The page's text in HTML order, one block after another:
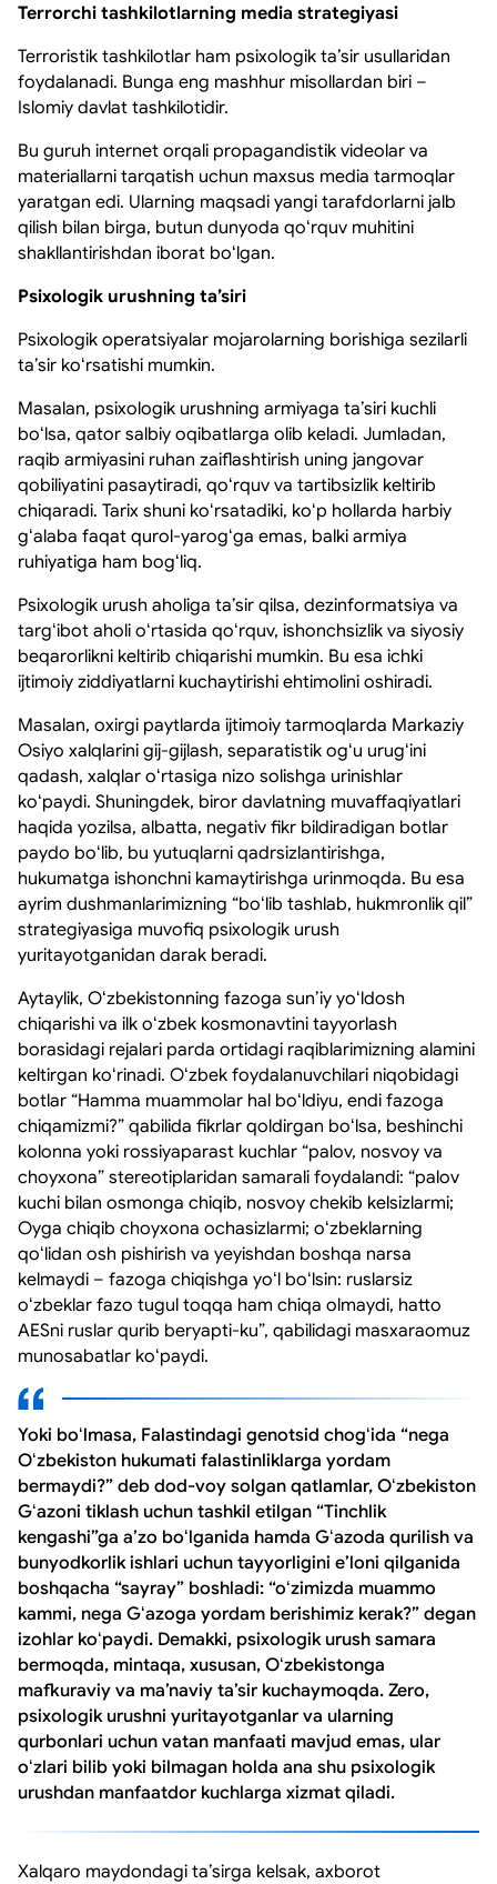
Terrorchi tashkilotlarning media strategiyasi
Terroristik tashkilotlar ham psixologik taʼsir usullaridan
foydalanadi. Bunga eng mashhur misollardan biri –
Islomiy davlat tashkilotidir.
Bu guruh internet orqali propagandistik videolar va
materiallarni tarqatish uchun maxsus media tarmoqlar
yaratgan edi. Ularning maqsadi yangi tarafdorlarni jalb
qilish bilan birga, butun dunyoda qoʻrquv muhitini
shakllantirishdan iborat boʻlgan.
Psixologik urushning taʼsiri
Psixologik operatsiyalar mojarolarning borishiga sezilarli
taʼsir koʻrsatishi mumkin.
Masalan, psixologik urushning armiyaga taʼsiri kuchli
boʻlsa, qator salbiy oqibatlarga olib keladi. Jumladan,
raqib armiyasini ruhan zaiflashtirish uning jangovar
qobiliyatini pasaytiradi, qoʻrquv va tartibsizlik keltirib
chiqaradi. Tarix shuni koʻrsatadiki, koʻp hollarda harbiy
gʻalaba faqat qurol-yarogʻga emas, balki armiya
ruhiyatiga ham bogʻliq.
Psixologik urush aholiga taʼsir qilsa, dezinformatsiya va
targʻibot aholi oʻrtasida qoʻrquv, ishonchsizlik va siyosiy
beqarorlikni keltirib chiqarishi mumkin. Bu esa ichki
ijtimoiy ziddiyatlarni kuchaytirishi ehtimolini oshiradi.
Masalan, oxirgi paytlarda ijtimoiy tarmoqlarda Markaziy
Osiyo xalqlarini gij-gijlash, separatistik ogʻu urugʻini
qadash, xalqlar oʻrtasiga nizo solishga urinishlar
koʻpaydi. Shuningdek, biror davlatning muvaffaqiyatlari
haqida yozilsa, albatta, negativ fikr bildiradigan botlar
paydo boʻlib, bu yutuqlarni qadrsizlantirishga,
hukumatga ishonchni kamaytirishga urinmoqda. Bu esa
ayrim dushmanlarimizning “boʻlib tashlab, hukmronlik qil”
strategiyasiga muvofiq psixologik urush
yuritayotganidan darak beradi.
Aytaylik, Oʻzbekistonning fazoga sunʼiy yoʻldosh
chiqarishi va ilk oʻzbek kosmonavtini tayyorlash
borasidagi rejalari parda ortidagi raqiblarimizning alamini
keltirgan koʻrinadi. Oʻzbek foydalanuvchilari niqobidagi
botlar “Hamma muammolar hal boʻldiyu, endi fazoga
chiqamizmi?” qabilida fikrlar qoldirgan boʻlsa, beshinchi
kolonna yoki rossiyaparast kuchlar “palov, nosvoy va
choyxona” stereotiplaridan samarali foydalandi: “palov
kuchi bilan osmonga chiqib, nosvoy chekib kelsizlarmi;
Oyga chiqib choyxona ochasizlarmi; oʻzbeklarning
qoʻlidan osh pishirish va yeyishdan boshqa narsa
kelmaydi – fazoga chiqishga yoʻl boʻlsin: ruslarsiz
oʻzbeklar fazo tugul toqqa ham chiqa olmaydi, hatto
AESni ruslar qurib beryapti-ku”, qabilidagi masxaraomuz
munosabatlar koʻpaydi.
Yoki boʻlmasa, Falastindagi genotsid chogʻida “nega
Oʻzbekiston hukumati falastinliklarga yordam
bermaydi?” deb dod-voy solgan qatlamlar, Oʻzbekiston
Gʻazoni tiklash uchun tashkil etilgan “Tinchlik
kengashi”ga aʼzo boʻlganida hamda Gʻazoda qurilish va
bunyodkorlik ishlari uchun tayyorligini eʼloni qilganida
boshqacha “sayray” boshladi: “oʻzimizda muammo
kammi, nega Gʻazoga yordam berishimiz kerak?” degan
izohlar koʻpaydi. Demakki, psixologik urush samara
bermoqda, mintaqa, xususan, Oʻzbekistonga
mafkuraviy va maʼnaviy taʼsir kuchaymoqda. Zero,
psixologik urushni yuritayotganlar va ularning
qurbonlari uchun vatan manfaati mavjud emas, ular
oʻzlari bilib yoki bilmagan holda ana shu psixologik
urushdan manfaatdor kuchlarga xizmat qiladi.
Xalqaro maydondagi taʼsirga kelsak, axborot